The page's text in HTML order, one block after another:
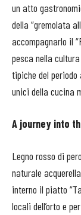
un atto
della “gremolata
accompagnarlo il
pesca nella
tipiche del
unici della cucina
A journey into
Legno rosso di
naturale
interno il piatto
locali dell’orto e